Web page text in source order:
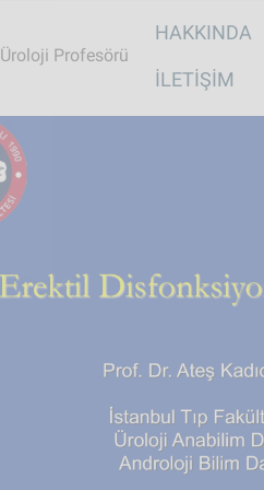
Üroloji Profesörü
Main
HAKKINDA
İLETIŞIM